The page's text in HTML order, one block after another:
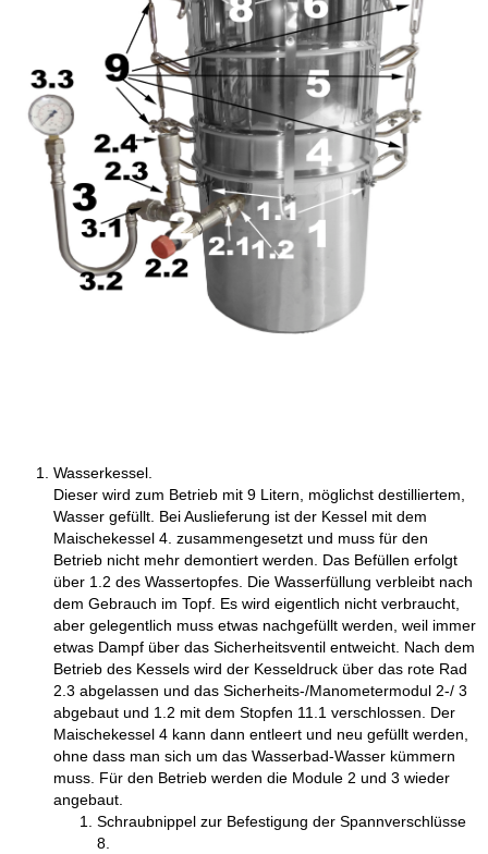
Wasserkessel.
Dieser wird zum Betrieb mit 9 Litern, möglichst destilliertem,
Wasser gefüllt. Bei Auslieferung ist der Kessel mit dem
Maischekessel 4. zusammengesetzt und muss für den
Betrieb nicht mehr demontiert werden. Das Befüllen erfolgt
über 1.2 des Wassertopfes. Die Wasserfüllung verbleibt nach
dem Gebrauch im Topf. Es wird eigentlich nicht verbraucht,
aber gelegentlich muss etwas nachgefüllt werden, weil immer
etwas Dampf über das Sicherheitsventil entweicht. Nach dem
Betrieb des Kessels wird der Kesseldruck über das rote Rad
2.3 abgelassen und das Sicherheits-/Manometermodul 2-/ 3
abgebaut und 1.2 mit dem Stopfen 11.1 verschlossen. Der
Maischekessel 4 kann dann entleert und neu gefüllt werden,
ohne dass man sich um das Wasserbad-Wasser kümmern
muss. Für den Betrieb werden die Module 2 und 3 wieder
angebaut.
Schraubnippel zur Befestigung der Spannverschlüsse
8.